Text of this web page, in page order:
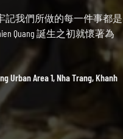
牢記我們所做的每一件事都是
Quang 誕生之初就懷著為
Urban Area 1, Nha Trang, Khanh